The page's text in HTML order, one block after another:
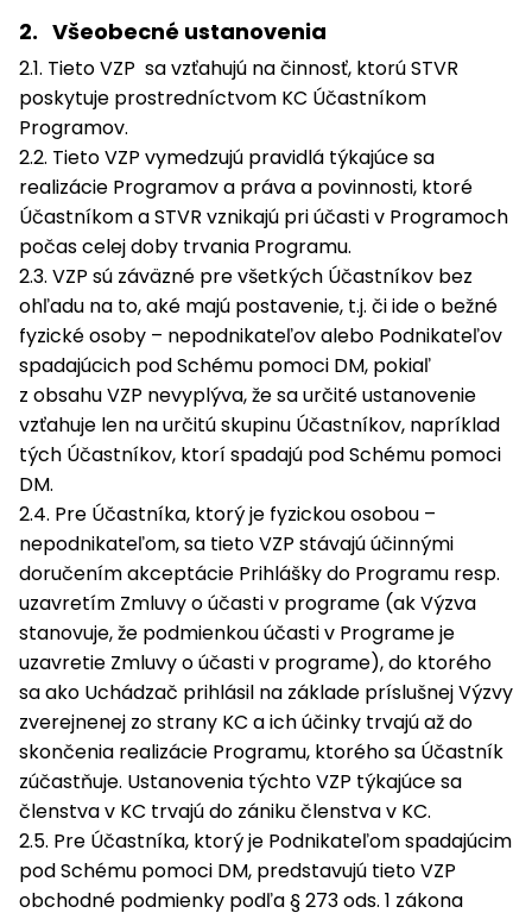
2. Všeobecné ustanovenia
2.1. Tieto VZP sa vzťahujú na činnosť, ktorú STVR
poskytuje prostredníctvom KC Účastníkom
Programov.
2.2. Tieto VZP vymedzujú pravidlá týkajúce sa
realizácie Programov a práva a povinnosti, ktoré
Účastníkom a STVR vznikajú pri účasti v Programoch
počas celej doby trvania Programu.
2.3. VZP sú záväzné pre všetkých Účastníkov bez
ohľadu na to, aké majú postavenie, t.j. či ide o bežné
fyzické osoby – nepodnikateľov alebo Podnikateľov
spadajúcich pod Schému pomoci DM, pokiaľ
z obsahu VZP nevyplýva, že sa určité ustanovenie
vzťahuje len na určitú skupinu Účastníkov, napríklad
tých Účastníkov, ktorí spadajú pod Schému pomoci
DM.
2.4. Pre Účastníka, ktorý je fyzickou osobou –
nepodnikateľom, sa tieto VZP stávajú účinnými
doručením akceptácie Prihlášky do Programu resp.
uzavretím Zmluvy o účasti v programe (ak Výzva
stanovuje, že podmienkou účasti v Programe je
uzavretie Zmluvy o účasti v programe), do ktorého
sa ako Uchádzač prihlásil na základe príslušnej Výzvy
zverejnenej zo strany KC a ich účinky trvajú až do
skončenia realizácie Programu, ktorého sa Účastník
zúčastňuje. Ustanovenia týchto VZP týkajúce sa
členstva v KC trvajú do zániku členstva v KC.
2.5. Pre Účastníka, ktorý je Podnikateľom spadajúcim
pod Schému pomoci DM, predstavujú tieto VZP
obchodné podmienky podľa § 273 ods. 1 zákona